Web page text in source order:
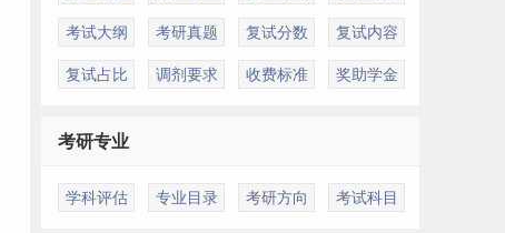
考试大纲 考研真题 复试分数 复试内容
复试占比 调剂要求 收费标准 奖助学金
考研专业
学科评估 专业目录 考研方向 考试科目